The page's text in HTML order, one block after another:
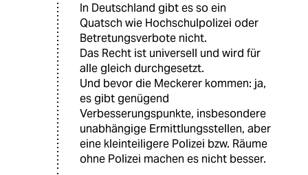
In Deutschland gibt es so ein
Quatsch wie Hochschulpolizei oder
Betretungsverbote nicht.
Das Recht ist universell und wird für
alle gleich durchgesetzt.
Und bevor die Meckerer kommen: ja,
es gibt genügend
Verbesserungspunkte, insbesondere
unabhängige Ermittlungsstellen, aber
eine kleinteiligere Polizei bzw. Räume
ohne Polizei machen es nicht besser.